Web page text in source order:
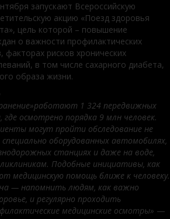
запускают Всероссийскую
акцию «Поезд здоровья
цель которой – повышение
о важности профилактических
факторах рисков хронических
в том числе сахарного диабета,
образа жизни.
»работают 1 324 передвижных
где осмотрено порядка 9 млн человек.
могут пройти обследование не
оборудованных автомобилях,
станциях и даже на воде,
Подобные инициативы, как
медицинскую помощь ближе к человеку.
— напомнить людям, как важно
и регулярно проходить
медицинские осмотры» —